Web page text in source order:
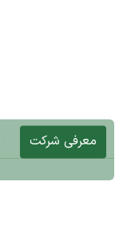
معرفی شرکت